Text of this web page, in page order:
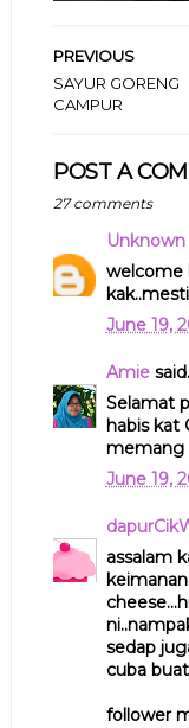
PREVIOUS
SAYUR GORENG
CAMPUR
POST A
27 comments
Unknown
welcome
June 19,
Amie
Selamat
habis kat
memang
June 19,
assalam
sedap
cuba
follower